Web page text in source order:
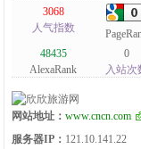
3068
人气指数
48435
AlexaRank
0
入站次
网站地址：www.cncn.com
服务器IP： 121.10.141.22